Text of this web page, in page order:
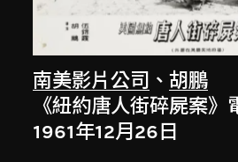
南美影片公司 、胡鵬
《紐約唐人街碎屍案》
1961年12月26日